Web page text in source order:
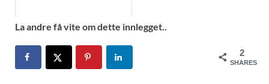
La andre få vite om dette innlegget..
2
SHARES